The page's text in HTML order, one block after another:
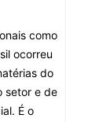
como
ocorreu
do
setor e de
É o